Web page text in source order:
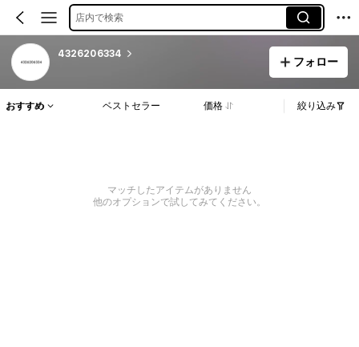
店内で検索
4326206334
フォロー
おすすめ ベストセラー 価格 絞り込み
マッチしたアイテムがありません
他のオプションで試してみてください。